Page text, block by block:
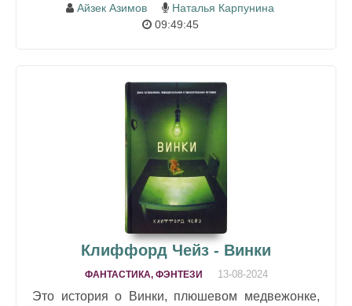
Айзек Азимов
Наталья Карпунина
09:49:45
Клиффорд Чейз - Винки
ФАНТАСТИКА, ФЭНТЕЗИ 13-08-2024
Это история о Винки, плюшевом медвежонке,